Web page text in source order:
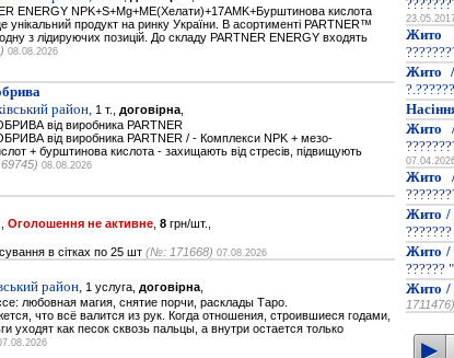
ENERGY NPK+S+Mg+ME(Хелати)+17AMK+Бурштинова кислота
унікальний продукт на ринку України. В асортименті PARTNER™
одну з лідируючих позицій. До складу PARTNER ENERGY входять
08.08.2026
район, 1 т., договірна
від виробника PARTNER
від виробника PARTNER / - Комплекси NPK + мезо-
+ бурштинова кислота - захищають від стресів, підвищують
08.08.2026
Оголошення не активне 8 грн/шт.,
в сітках по 25 шт (№: 171668) 07.08.2026
район, 1 услуга, договірна
любовная магия, снятие порчи, расклады Таро.
что всё валится из рук. Когда отношения, строившиеся годами,
уходят как песок сквозь пальцы, а внутри остается только
Жито
Жито
Жито
Жито
Жито /
Жито /
??????
Жито /
1711476)